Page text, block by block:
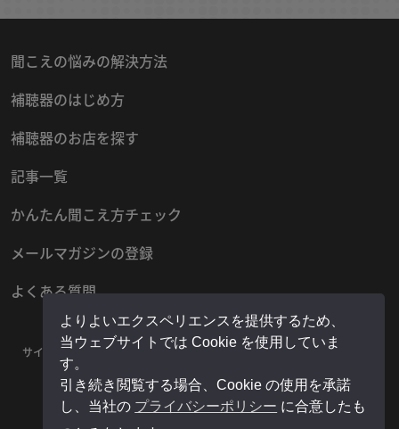
聞こえの悩みの解決方法
補聴器のはじめ方
補聴器のお店を探す
記事一覧
かんたん聞こえ方チェック
メールマガジンの登録
よくある質問
サイトマップ プライバシーポリシー お問い合わせ
運営者情報
販売店様用マイページ
よりよいエクスペリエンスを提供するため、
当ウェブサイトでは Cookie を使用していま
す。
引き続き閲覧する場合、Cookie の使用を承諾
し、当社の プライバシーポリシー に合意したも